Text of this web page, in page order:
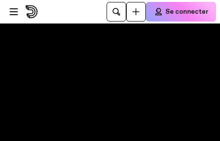
Passer au player
Passer au contenu principal
Se connecter